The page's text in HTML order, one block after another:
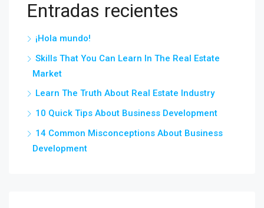
Entradas recientes
¡Hola mundo!
Skills That You Can Learn In The Real Estate
Market
Learn The Truth About Real Estate Industry
10 Quick Tips About Business Development
14 Common Misconceptions About Business
Development